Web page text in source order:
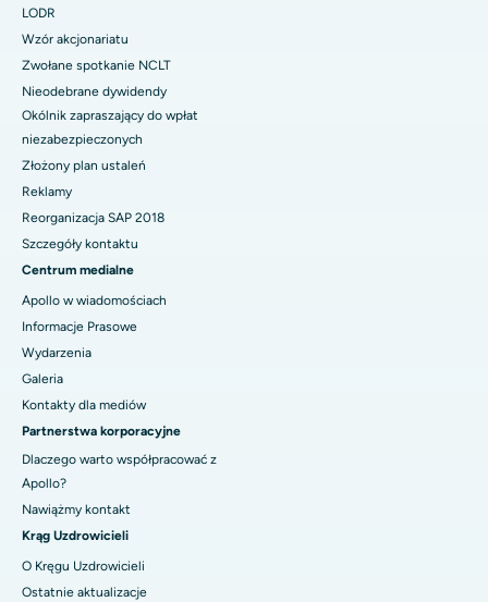
LODR
Wzór akcjonariatu
Zwołane spotkanie NCLT
Nieodebrane dywidendy
Okólnik zapraszający do wpłat
niezabezpieczonych
Złożony plan ustaleń
Reklamy
Reorganizacja SAP 2018
Szczegóły kontaktu
Centrum medialne
Apollo w wiadomościach
Informacje Prasowe
Wydarzenia
Galeria
Kontakty dla mediów
Partnerstwa korporacyjne
Dlaczego warto współpracować z
Apollo?
Nawiążmy kontakt
Krąg Uzdrowicieli
O Kręgu Uzdrowicieli
Ostatnie aktualizacje